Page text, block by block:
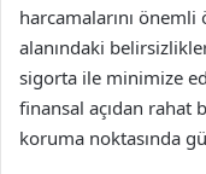
harcamalarını önemli
alanındaki
sigorta ile minimize
finansal açıdan rahat
koruma noktasında